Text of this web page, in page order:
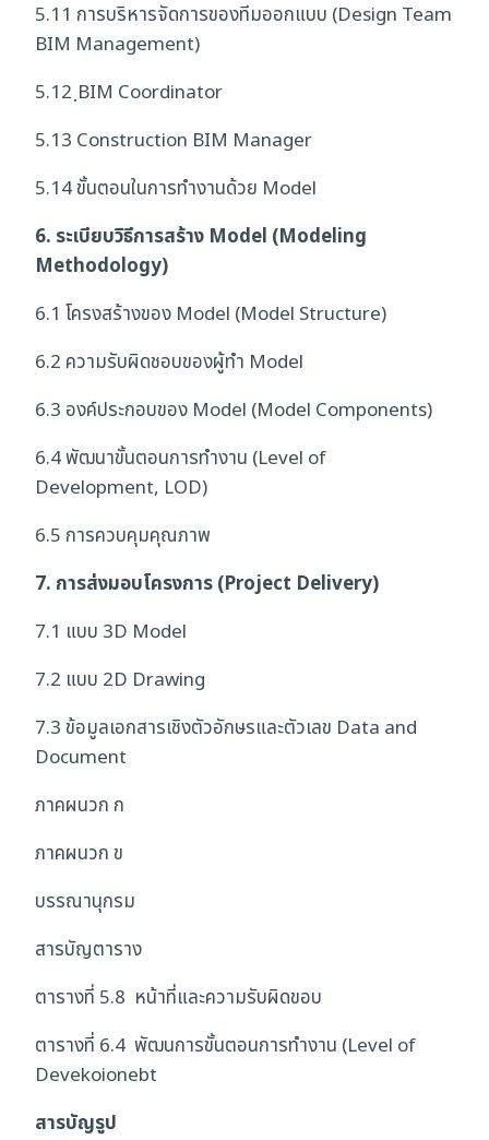
5.11 การบริหารจัดการของทีมออกแบบ (Design Team
BIM Management)
5.12 ฺBIM Coordinator
5.13 Construction BIM Manager
5.14 ขั้นตอนในการทำงานด้วย Model
6. ระเบียบวิธีการสร้าง Model (Modeling
Methodology)
6.1 โครงสร้างของ Model (Model Structure)
6.2 ความรับผิดชอบของผู้ทำ Model
6.3 องค์ประกอบของ Model (Model Components)
6.4 พัฒนาขั้นตอนการทำงาน (Level of
Development, LOD)
6.5 การควบคุมคุณภาพ
7. การส่งมอบโครงการ (Project Delivery)
7.1 แบบ 3D Model
7.2 แบบ 2D Drawing
7.3 ข้อมูลเอกสารเชิงตัวอักษรและตัวเลข Data and
Document
ภาคผนวก ก
ภาคผนวก ข
บรรณานุกรม
สารบัญตาราง
ตารางที่ 5.8 หน้าที่และความรับผิดขอบ
ตารางที่ 6.4 พัฒนการขั้นตอนการทำงาน (Level of
Devekoionebt
สารบัญรูป